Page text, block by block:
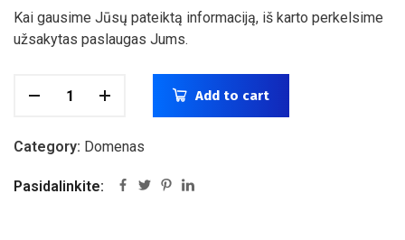
Kai gausime Jūsų pateiktą informaciją, iš karto perkelsime
užsakytas paslaugas Jums.
Add to cart
Category: Domenas
Pasidalinkite: